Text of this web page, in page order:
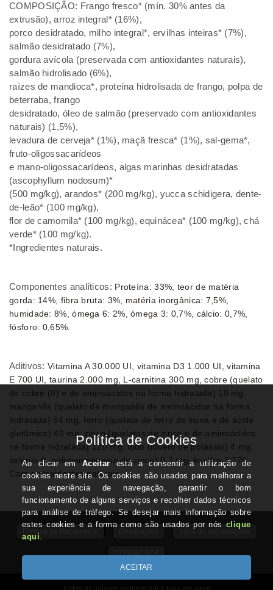
COMPOSIÇÃO: Frango fresco* (mín. 30% antes da
extrusão), arroz integral* (16%),
porco desidratado, milho integral*, ervilhas inteiras* (7%),
salmão desidratado (7%),
gordura avícola (preservada com antioxidantes naturais),
salmão hidrolisado (6%),
raízes de mandioca*, proteína hidrolisada de frango, polpa de
beterraba, frango
desidratado, óleo de salmão (preservado com antioxidantes
naturais) (1,5%),
levadura de cerveja* (1%), maçã fresca* (1%), sal-gema*,
fruto-oligossacarídeos
e mano-oligossacarídeos, algas marinhas desidratadas
(ascophyllum nodosum)*
(500 mg/kg), arandos* (200 mg/kg), yucca schidigera, dente-
de-leão* (100 mg/kg),
flor de camomila* (100 mg/kg), equinácea* (100 mg/kg), chá
verde* (100 mg/kg).
*Ingredientes naturais.
Componentes analíticos: Proteína: 33%, teor de matéria
gorda: 14%, fibra bruta: 3%, matéria inorgânica: 7,5%,
humidade: 8%, ómega 6: 2%, ómega 3: 0,7%, cálcio: 0,7%,
fósforo: 0,65%.
Aditivos: Vitamina A 30.000 UI, vitamina D3 1.000 UI, vitamina
E 700 UI, taurina 2.000 mg, L-carnitina 300 mg, cobre (quelato
de cobre (II) e de aminoácidos na forma hidratada) 10 mg,
manganês (quelato de manganês de aminoácidos na forma
hidratada) 54 mg, ferro (quelato de ferro de lisina e de ácido
glutâmico) 40 mg, zinco (quelatos de zinco e de aminoácidos
na forma hidratada) 120 mg, iodo (iodeto de potássio) 4 mg,
selénio (L-selenometionina de zinco) 0,2 mg, kcal/kg 3.770.
Com antioxidantes naturais.
Formas de Pagamento Livro de reclamações
CONTACTOS